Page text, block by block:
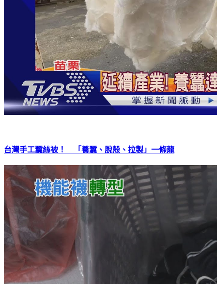
台灣手工蠶絲被！ 「養蠶、脫殼、拉製」一條龍